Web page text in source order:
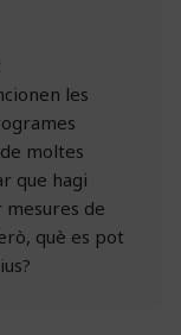
les
moltes
que hagi
de
què es pot